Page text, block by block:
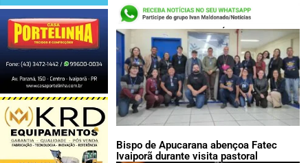
LEIA TAMBÉM:
Bispo de Apucarana abençoa Fatec
Ivaiporã durante visita pastoral